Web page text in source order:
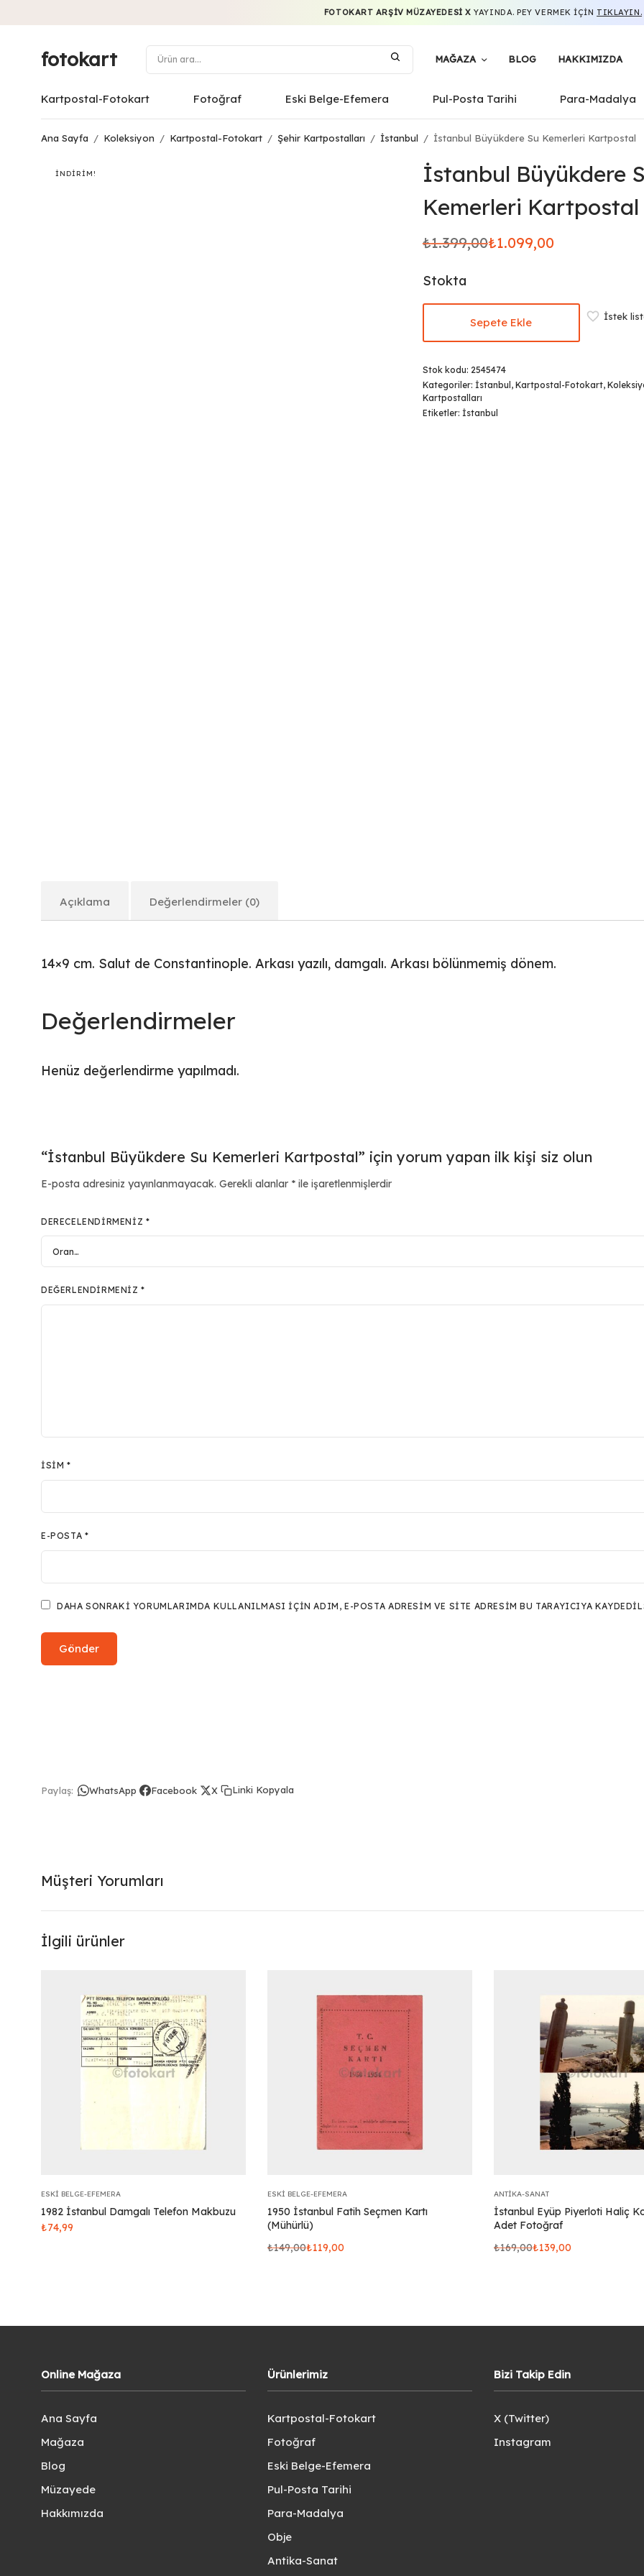
FOTOKART ARŞIV MÜZAYEDESI X YAYINDA. PEY VERMEK IÇIN TIKLAYIN.
fotokart MAĞAZA BLOG HAKKIMIZDA
Kartpostal-Fotokart Fotoğraf Eski Belge-Efemera Pul-Posta Tarihi Para-Madalya
Ana Sayfa / Koleksiyon / Kartpostal-Fotokart / Şehir Kartpostalları / İstanbul / İstanbul Büyükdere Su Kemerleri Kartpostal
İNDIRIM!
İstanbul Büyükdere
Kemerleri Kartpostal
₺1.399,00
Orijinal
₺1.399,00.
₺1.099,00
Şu andaki
₺1.099,00.
Stokta
Sepete Ekle İstek
Stok kodu: 2545474
Kategoriler: İstanbul , Kartpostal-Fotokart,
Kartpostalları
Etiketler: İstanbul
Açıklama Değerlendirmeler (0)
14×9 cm. Salut de Constantinople. Arkası yazılı, damgalı. Arkası bölünmemiş dönem.
Değerlendirmeler
Henüz değerlendirme yapılmadı.
“İstanbul Büyükdere Su Kemerleri Kartpostal” için yorum yapan ilk kişi siz olun
E-posta adresiniz yayınlanmayacak. Gerekli alanlar * ile işaretlenmişlerdir
DERECELENDIRMENIZ *
DEĞERLENDIRMENIZ*
İSIM*
E-POSTA *
DAHA SONRAKI YORUMLARIMDA KULLANILMASI IÇIN ADIM, E-POSTA ADRESIM VE SITE ADRESIM BU TARAYICIYA
Paylaş: WhatsApp Facebook X Linki Kopyala
Müşteri Yorumları
İlgili ürünler
ESKI BELGE-EFEMERA
1982 İstanbul Damgalı Telefon Makbuzu
₺74,99
ESKI BELGE-EFEMERA
1950 İstanbul Fatih Seçmen Kartı
(Mühürlü)
₺149,00₺119,00
ANTIKA-SANAT
İstanbul Eyüp Piyerloti Haliç
Adet Fotoğraf
₺169,00₺139,00
Online Mağaza
Ana Sayfa
Mağaza
Blog
Müzayede
Hakkımızda
Ürünlerimiz
Kartpostal-Fotokart
Fotoğraf
Eski Belge-Efemera
Pul-Posta Tarihi
Para-Madalya
Obje
Antika-Sanat
Bizi Takip Edin
X (Twitter)
Instagram